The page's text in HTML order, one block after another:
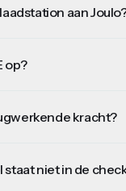
aan
op?
kracht?
staat niet in de